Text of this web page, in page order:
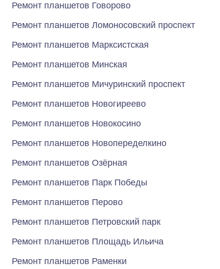
Ремонт планшетов Говорово
Ремонт планшетов Ломоносовский проспект
Ремонт планшетов Марксистская
Ремонт планшетов Минская
Ремонт планшетов Мичуринский проспект
Ремонт планшетов Новогиреево
Ремонт планшетов Новокосино
Ремонт планшетов Новопеределкино
Ремонт планшетов Озёрная
Ремонт планшетов Парк Победы
Ремонт планшетов Перово
Ремонт планшетов Петровский парк
Ремонт планшетов Площадь Ильича
Ремонт планшетов Раменки